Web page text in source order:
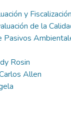
y
de la
Pasivos
Rosin
Allen